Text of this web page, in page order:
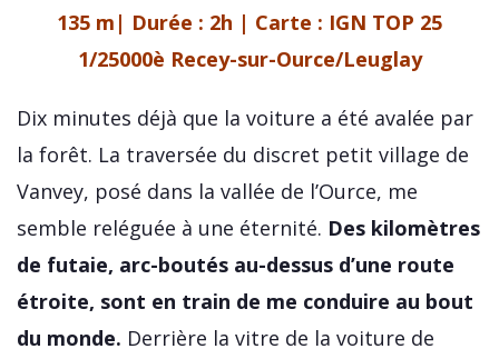
135 m| Durée : 2h | Carte : IGN TOP 25
1/25000è Recey-sur-Ource/Leuglay
Dix minutes déjà que la voiture a été avalée par
la forêt. La traversée du discret petit village de
Vanvey, posé dans la vallée de l’Ource, me
semble reléguée à une éternité. Des kilomètres
de futaie, arc-boutés au-dessus d’une route
étroite, sont en train de me conduire au bout
du monde. Derrière la vitre de la voiture de